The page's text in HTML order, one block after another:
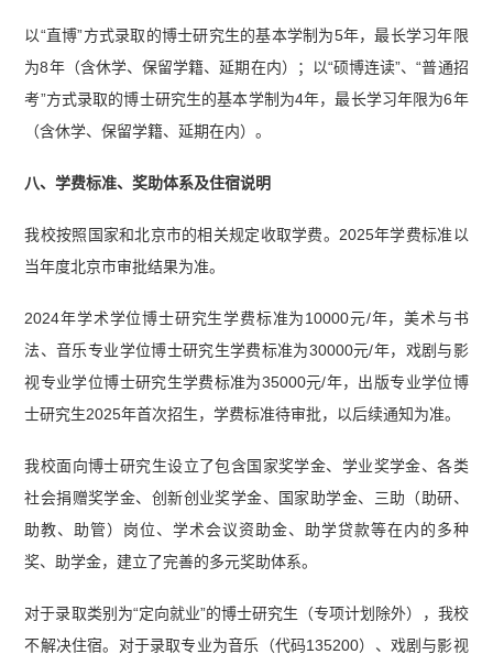
以“直博”方式录取的博士研究生的基本学制为5年，最长学习年限
为8年（含休学、保留学籍、延期在内）；以“硕博连读”、“普通招
考”方式录取的博士研究生的基本学制为4年，最长学习年限为6年
（含休学、保留学籍、延期在内）。
八、学费标准、奖助体系及住宿说明
我校按照国家和北京市的相关规定收取学费。2025年学费标准以
当年度北京市审批结果为准。
2024年学术学位博士研究生学费标准为10000元/年，美术与书
法、音乐专业学位博士研究生学费标准为30000元/年，戏剧与影
视专业学位博士研究生学费标准为35000元/年，出版专业学位博
士研究生2025年首次招生，学费标准待审批，以后续通知为准。
我校面向博士研究生设立了包含国家奖学金、学业奖学金、各类
社会捐赠奖学金、创新创业奖学金、国家助学金、三助（助研、
助教、助管）岗位、学术会议资助金、助学贷款等在内的多种
奖、助学金，建立了完善的多元奖助体系。
对于录取类别为“定向就业”的博士研究生（专项计划除外），我校
不解决住宿。对于录取专业为音乐（代码135200）、戏剧与影视